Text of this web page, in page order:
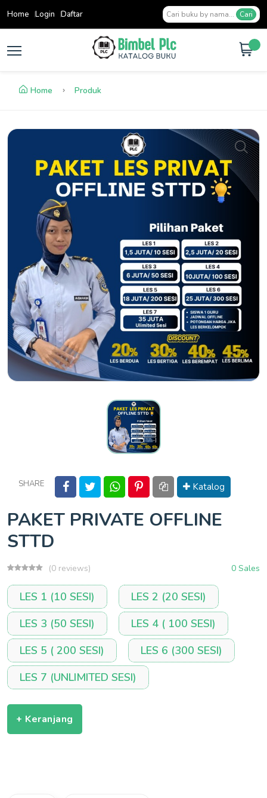
Home Login Daftar Cari
Home Produk
SHARE Katalog
PAKET PRIVATE OFFLINE
STTD
(0 reviews) 0 Sales
LES 1 (10 SESI)
LES 2 (20 SESI)
LES 3 (50 SESI)
LES 4 ( 100 SESI)
LES 5 ( 200 SESI)
LES 6 (300 SESI)
LES 7 (UNLIMITED SESI)
+ Keranjang